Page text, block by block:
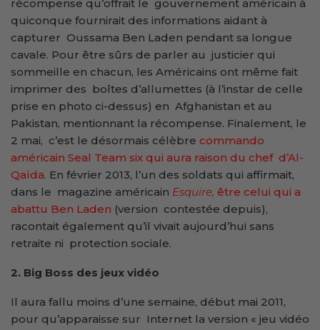
récompense qu’offrait le gouvernement américain à
quiconque fournirait des informations aidant à
capturer Oussama Ben Laden pendant sa longue
cavale. Pour être sûrs de parler au justicier qui
sommeille en chacun, les Américains ont même fait
imprimer des boîtes d’allumettes (à l’instar de celle
prise en photo ci-dessus) en Afghanistan et au
Pakistan, mentionnant la récompense. Finalement, le
2 mai, c’est le désormais célèbre commando
américain Seal Team six qui aura raison du chef d’Al-
Qaïda. En février 2013, l’un des soldats qui affirmait,
dans le magazine américain Esquire, être celui qui a
abattu Ben Laden (version contestée depuis),
racontait également qu’il vivait aujourd’hui sans
retraite ni protection sociale.
2. Big Boss des jeux vidéo
Il aura fallu moins d’une semaine, début mai 2011,
pour qu’apparaisse sur Internet la version « jeu vidéo